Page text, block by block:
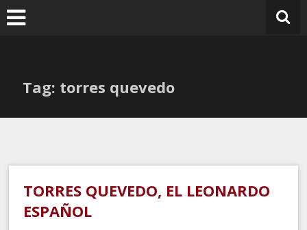
Ir
al
Tag: torres quevedo
TORRES QUEVEDO, EL LEONARDO
ESPAÑOL